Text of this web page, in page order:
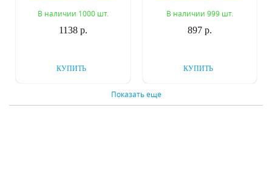
В наличии 1000 шт.
1138 р.
КУПИТЬ
В наличии 999 шт.
897 р.
КУПИТЬ
Показать еще